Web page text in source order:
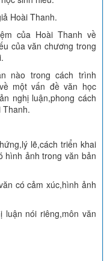
Hoài Thanh.
của Hoài Thanh về
của văn chương trong
nào trong cách trình
một vấn đề văn học
nghị luận,phong cách
Thanh.
lẽ,cách triển khai
hình ảnh trong văn bản
có cảm xúc,hình ảnh
luận nói riêng,môn văn